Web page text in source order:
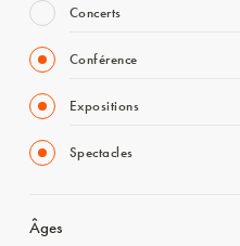
Concerts
Conférence
Expositions
Spectacles
Âges